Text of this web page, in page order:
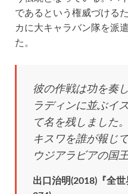
であるという権威づける
カに大キャラバン隊を派
た。
彼の作戦は功を奏
ラディンに並ぶイ
て名を残しました
キスワを誰が報じ
ウジアラビアの国王
出口治明(2018)『全